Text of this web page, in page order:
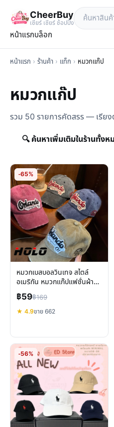
CheerBuy
เซียร์ เซียร์ ช้อปปิ้ง
หน้าแรกบล็อก
หน้าแรก › ร้านค้า › แท็ก › หมวกแก๊ป
หมวกแก๊ป
รวม 50 รายการคัดสรร — เรีย
🔍 ค้นหาเพิ่มเติมในร้านทั้งห
-65%
หมวกเบสบอลวินเทจ สไตล์
อเมริกัน หมวกแก๊ปแฟชั่นผ้า
ฝ้าย ใส่สบาย
฿59฿169
★ 4.9ขาย 662
-56%